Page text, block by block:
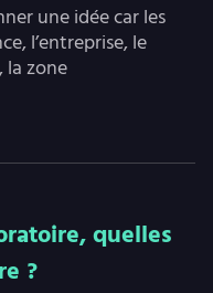
une idée car les
l’entreprise, le
la zone
quelles
?